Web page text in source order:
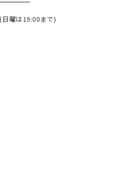
曜は19:00まで)